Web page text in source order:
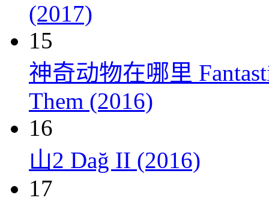
(2017)
15
神奇动物在哪里
Them (2016)
16
山2 Dağ II (2016)
17